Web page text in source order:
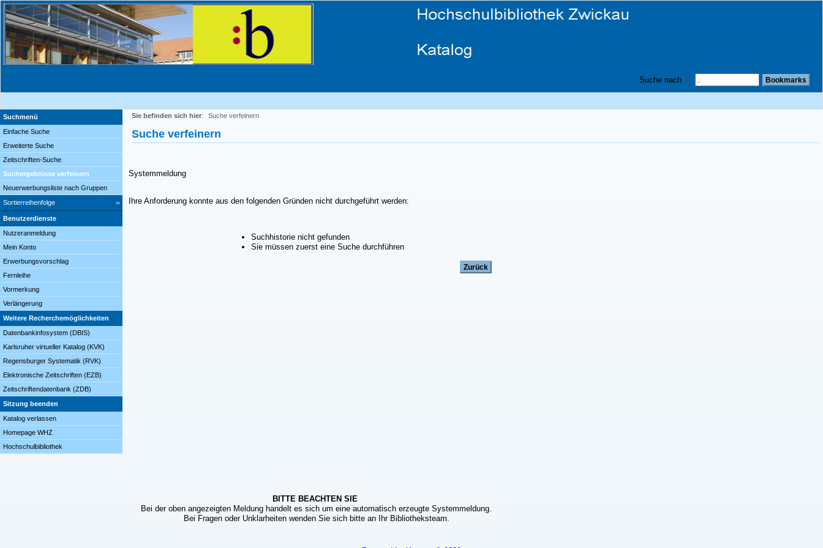
Suchmenü
Einfache Suche
Erweiterte Suche
Zeitschriften-Suche
Suchergebnisse verfeinern
Neuerwerbungsliste nach Gruppen
Sortierreihenfolge
Benutzerdienste
Nutzeranmeldung
Mein Konto
Erwerbungsvorschlag
Fernleihe
Vormerkung
Verlängerung
Weitere Recherchemöglichkeiten
Datenbankinfosystem (DBIS)
Karlsruher virtueller Katalog (KVK)
Regensburger Systematik (RVK)
Elektronische Zeitschriften (EZB)
Zeitschriftendatenbank (ZDB)
Sitzung beenden
Katalog verlassen
Homepage WHZ
Hochschulbibliothek
Sie befinden sich hier: Suche verfeinern
Suche verfeinern
Systemmeldung
Ihre Anforderung konnte aus den folgenden Gründen nicht durchgeführt werden:
Suchhistorie nicht gefunden
Sie müssen zuerst eine Suche durchführen
BITTE BEACHTEN SIE
Bei der oben angezeigten Meldung handelt es sich um eine automatisch erzeugte Systemmeldung.
Bei Fragen oder Unklarheiten wenden Sie sich bitte an Ihr Bibliotheksteam.
Suche nach